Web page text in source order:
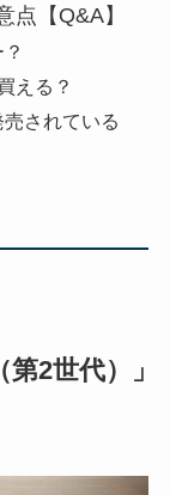
点【Q&A】
える？
されている
2世代）」